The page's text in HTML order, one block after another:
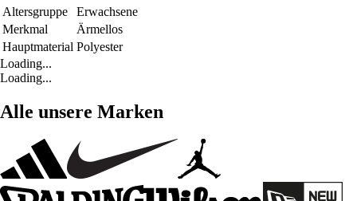
Altersgruppe
Erwachsene
Merkmal
Ärmellos
Hauptmaterial Polyester
Loading...
Loading...
Alle unsere Marken